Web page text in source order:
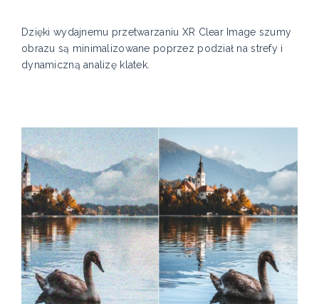
Dzięki wydajnemu przetwarzaniu XR Clear Image szumy
obrazu są minimalizowane poprzez podział na strefy i
dynamiczną analizę klatek.